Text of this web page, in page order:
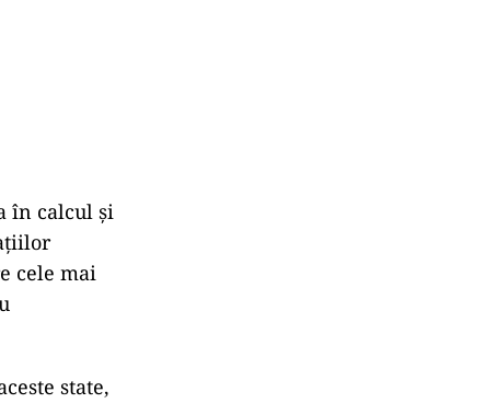
în calcul și
cele mai
state,